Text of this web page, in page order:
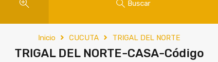
Buscar
Inicio CUCUTA TRIGAL DEL NORTE
TRIGAL DEL NORTE-CASA-Código